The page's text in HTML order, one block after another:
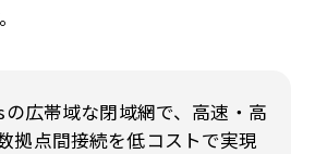
の広帯域な閉域網で、高速・高
拠点間接続を低コストで実現